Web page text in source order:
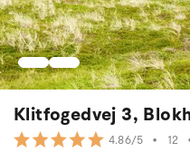
Klitfogedvej 3,
4.86/5 • 12